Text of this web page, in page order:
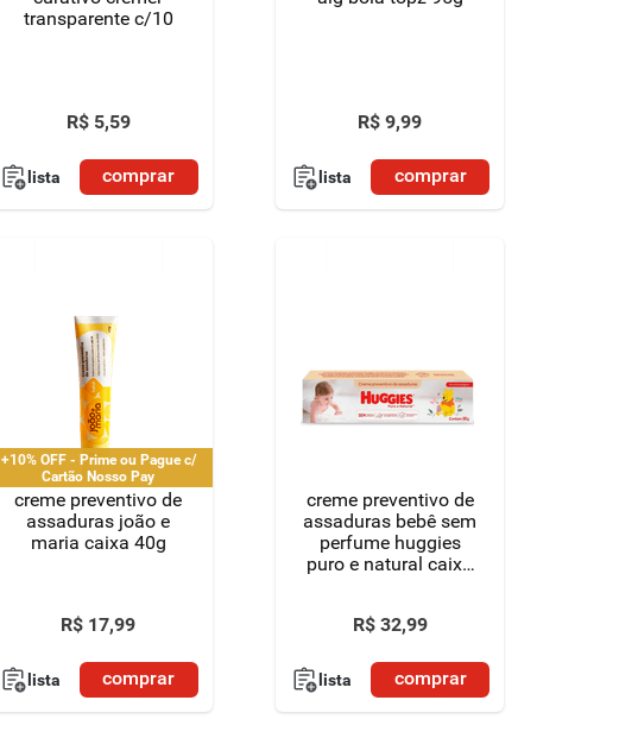
transparente c/10
R$ 5,59
lista comprar
R$ 9,99
lista comprar
+10% OFF - Prime ou Pague c/
Cartão Nosso Pay
creme preventivo de
assaduras joão e
maria caixa 40g
R$ 17,99
lista comprar
creme preventivo de
assaduras bebê sem
perfume huggies
puro e natural caixa
R$ 32,99
lista comprar